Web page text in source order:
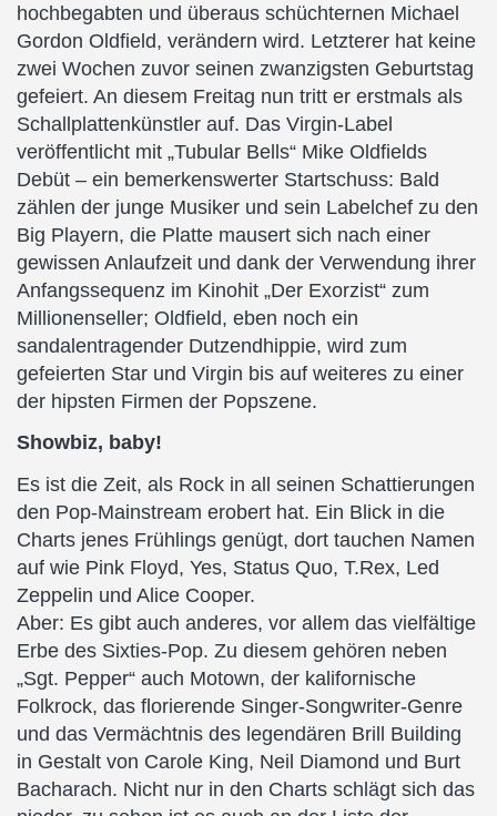
hochbegabten und überaus schüchternen Michael
Gordon Oldfield, verändern wird. Letzterer hat keine
zwei Wochen zuvor seinen zwanzigsten Geburtstag
gefeiert. An diesem Freitag nun tritt er erstmals als
Schallplattenkünstler auf. Das Virgin-Label
veröffentlicht mit „Tubular Bells“ Mike Oldfields
Debüt – ein bemerkenswerter Startschuss: Bald
zählen der junge Musiker und sein Labelchef zu den
Big Playern, die Platte mausert sich nach einer
gewissen Anlaufzeit und dank der Verwendung ihrer
Anfangssequenz im Kinohit „Der Exorzist“ zum
Millionenseller; Oldfield, eben noch ein
sandalentragender Dutzendhippie, wird zum
gefeierten Star und Virgin bis auf weiteres zu einer
der hipsten Firmen der Popszene.
Showbiz, baby!
Es ist die Zeit, als Rock in all seinen Schattierungen
den Pop-Mainstream erobert hat. Ein Blick in die
Charts jenes Frühlings genügt, dort tauchen Namen
auf wie Pink Floyd, Yes, Status Quo, T.Rex, Led
Zeppelin und Alice Cooper.
Aber: Es gibt auch anderes, vor allem das vielfältige
Erbe des Sixties-Pop. Zu diesem gehören neben
„Sgt. Pepper“ auch Motown, der kalifornische
Folkrock, das florierende Singer-Songwriter-Genre
und das Vermächtnis des legendären Brill Building
in Gestalt von Carole King, Neil Diamond und Burt
Bacharach. Nicht nur in den Charts schlägt sich das